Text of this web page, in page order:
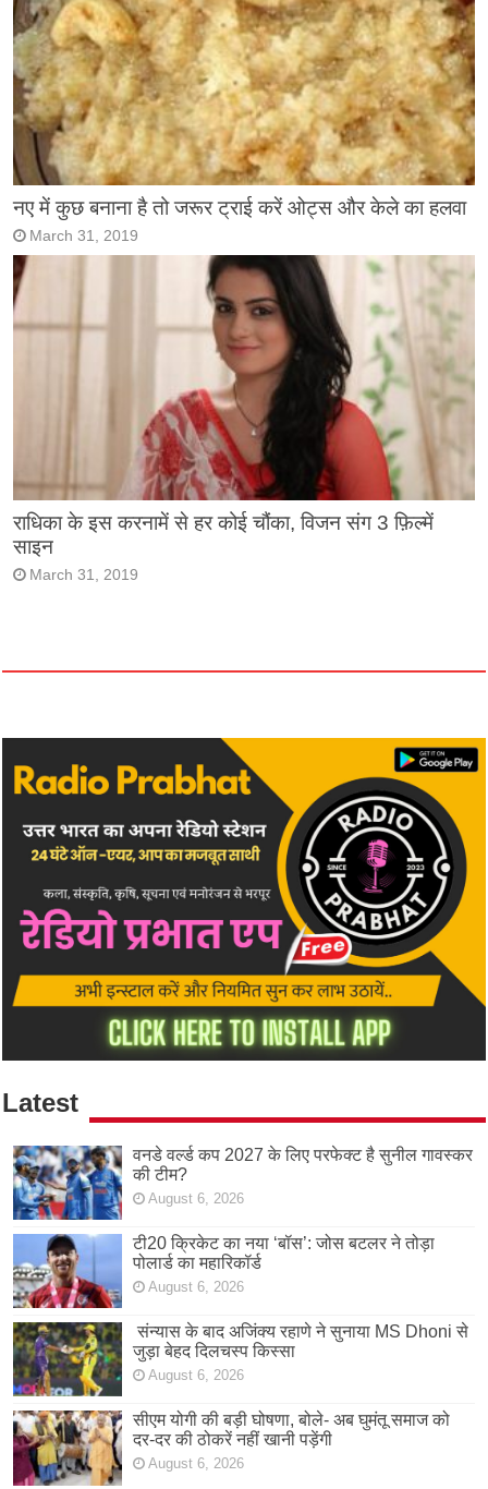
नए में कुछ बनाना है तो जरूर ट्राई करें ओट्स और केले का हलवा
March 31, 2019
राधिका के इस करनामें से हर कोई चौंका, विजन संग 3 फ़िल्में
साइन
March 31, 2019
Latest
वनडे वर्ल्ड कप 2027 के लिए परफेक्ट है सुनील गावस्कर
की टीम?
August 6, 2026
टी20 क्रिकेट का नया ‘बॉस’: जोस बटलर ने तोड़ा
पोलार्ड का महारिकॉर्ड
August 6, 2026
संन्यास के बाद अजिंक्‍य रहाणे ने सुनाया MS Dhoni से
जुड़ा बेहद दिलचस्प किस्सा
August 6, 2026
सीएम योगी की बड़ी घोषणा, बोले- अब घुमंतू समाज को
दर-दर की ठोकरें नहीं खानी पड़ेंगी
August 6, 2026